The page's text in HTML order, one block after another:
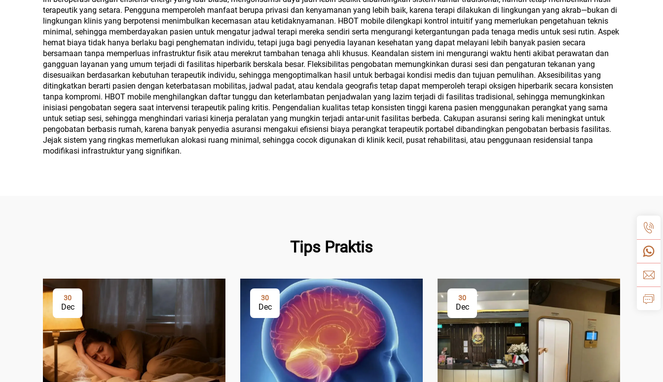
terapeutik yang setara. Pengguna memperoleh manfaat berupa privasi dan kenyamanan yang lebih baik, karena terapi dilakukan di lingkungan yang akrab—bukan di
lingkungan klinis yang berpotensi menimbulkan kecemasan atau ketidaknyamanan. HBOT mobile dilengkapi kontrol intuitif yang memerlukan pengetahuan teknis
minimal, sehingga memberdayakan pasien untuk mengatur jadwal terapi mereka sendiri serta mengurangi ketergantungan pada tenaga medis untuk sesi rutin. Aspek
hemat biaya tidak hanya berlaku bagi penghematan individu, tetapi juga bagi penyedia layanan kesehatan yang dapat melayani lebih banyak pasien secara
bersamaan tanpa memperluas infrastruktur fisik atau merekrut tambahan tenaga ahli khusus. Keandalan sistem ini mengurangi waktu henti akibat perawatan dan
gangguan layanan yang umum terjadi di fasilitas hiperbarik berskala besar. Fleksibilitas pengobatan memungkinkan durasi sesi dan pengaturan tekanan yang
disesuaikan berdasarkan kebutuhan terapeutik individu, sehingga mengoptimalkan hasil untuk berbagai kondisi medis dan tujuan pemulihan. Aksesibilitas yang
ditingkatkan berarti pasien dengan keterbatasan mobilitas, jadwal padat, atau kendala geografis tetap dapat memperoleh terapi oksigen hiperbarik secara konsisten
tanpa kompromi. HBOT mobile menghilangkan daftar tunggu dan keterlambatan penjadwalan yang lazim terjadi di fasilitas tradisional, sehingga memungkinkan
inisiasi pengobatan segera saat intervensi terapeutik paling kritis. Pengendalian kualitas tetap konsisten tinggi karena pasien menggunakan perangkat yang sama
untuk setiap sesi, sehingga menghindari variasi kinerja peralatan yang mungkin terjadi antar-unit fasilitas berbeda. Cakupan asuransi sering kali meningkat untuk
pengobatan berbasis rumah, karena banyak penyedia asuransi mengakui efisiensi biaya perangkat terapeutik portabel dibandingkan pengobatan berbasis fasilitas.
Jejak sistem yang ringkas memerlukan alokasi ruang minimal, sehingga cocok digunakan di klinik kecil, pusat rehabilitasi, atau penggunaan residensial tanpa
modifikasi infrastruktur yang signifikan.
Tips Praktis
30
Dec
30
Dec
30
Dec